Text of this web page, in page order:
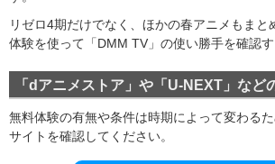
リゼロ4期だけでなく、ほかの春アニメもまと
体験を使って「DMM TV」の使い勝手を確認す
「dアニメストア」や「U-NEXT」など
無料体験の有無や条件は時期によって変わる
サイトを確認してください。